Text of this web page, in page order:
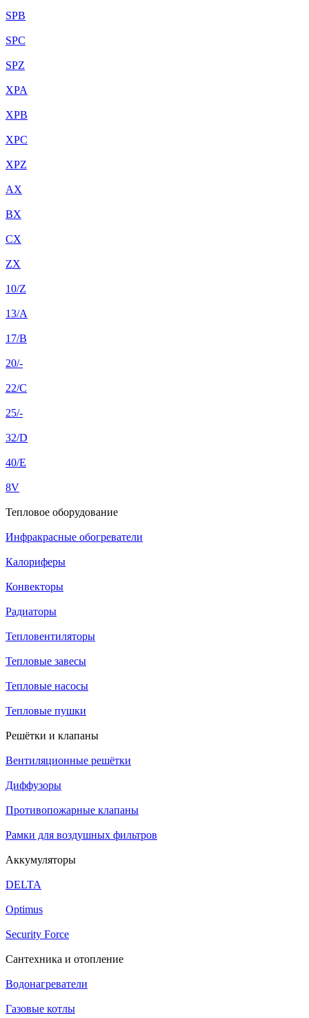
SPB
SPC
SPZ
XPA
XPB
XPC
XPZ
AX
BX
CX
ZX
10/Z
13/A
17/B
20/-
22/C
25/-
32/D
40/E
8V
Тепловое оборудование
Инфракрасные обогреватели
Калориферы
Конвекторы
Радиаторы
Тепловентиляторы
Тепловые завесы
Тепловые насосы
Тепловые пушки
Решётки и клапаны
Вентиляционные решётки
Диффузоры
Противопожарные клапаны
Рамки для воздушных фильтров
Аккумуляторы
DELTA
Optimus
Security Force
Сантехника и отопление
Водонагреватели
Газовые котлы